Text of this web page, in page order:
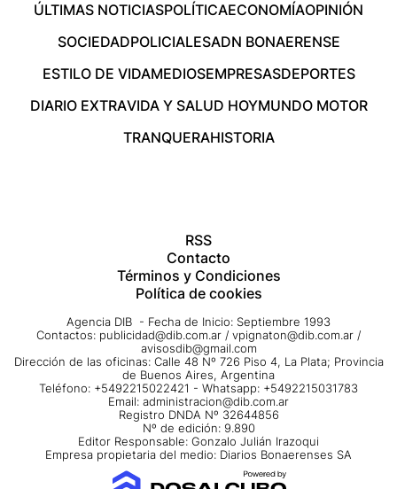
ÚLTIMAS NOTICIASPOLÍTICAECONOMÍAOPINIÓN
SOCIEDADPOLICIALESADN BONAERENSE
ESTILO DE VIDAMEDIOSEMPRESASDEPORTES
DIARIO EXTRAVIDA Y SALUD HOYMUNDO MOTOR
TRANQUERAHISTORIA
RSS
Contacto
Términos y Condiciones
Política de cookies
Agencia DIB - Fecha de Inicio: Septiembre 1993
Contactos: publicidad@dib.com.ar / vpignaton@dib.com.ar /
avisosdib@gmail.com
Dirección de las oficinas: Calle 48 Nº 726 Piso 4, La Plata; Provincia
de Buenos Aires, Argentina
Teléfono: +5492215022421 - Whatsapp: +5492215031783
Email: administracion@dib.com.ar
Registro DNDA Nº 32644856
Nº de edición: 9.890
Editor Responsable: Gonzalo Julián Irazoqui
Empresa propietaria del medio: Diarios Bonaerenses SA